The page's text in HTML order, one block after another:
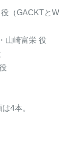
（GACKTとW
山崎富栄 役
4本。